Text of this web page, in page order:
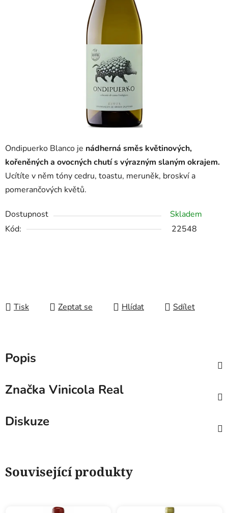
Ondipuerko Blanco je nádherná směs květinových,
kořeněných a ovocných chutí s výrazným slaným okrajem.
Ucítíte v něm tóny cedru, toastu, meruněk, broskví a
pomerančových květů.
Dostupnost
Skladem
Kód:
22548
Tisk Zeptat se Hlídat Sdílet
Popis
Značka Vinicola Real
Diskuze
Související produkty